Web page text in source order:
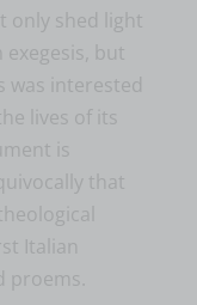
only shed light
but
was interested
lives of its
is
that
Italian